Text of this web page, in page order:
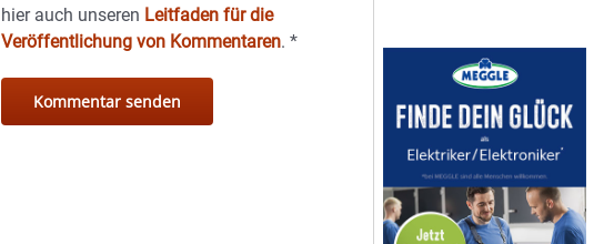
hier auch unseren Leitfaden für die
Veröffentlichung von Kommentaren.*